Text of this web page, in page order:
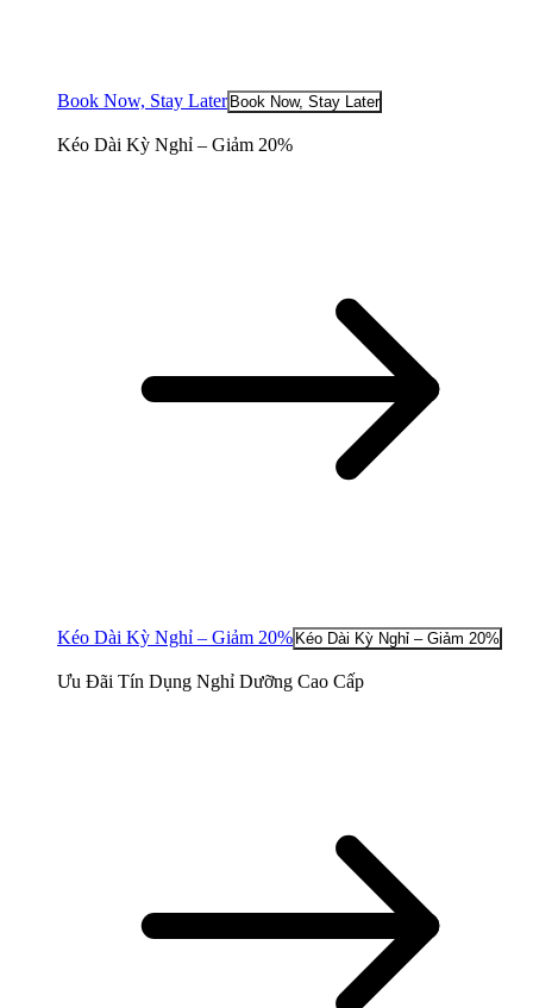
Book Now, Stay Later Book Now, Stay Later
Kéo Dài Kỳ Nghỉ – Giảm 20%
Kéo Dài Kỳ Nghỉ – Giảm 20% Kéo Dài Kỳ Nghỉ – Giảm 20%
Ưu Đãi Tín Dụng Nghỉ Dưỡng Cao Cấp